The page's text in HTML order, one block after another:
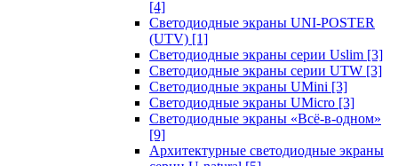
[4]
Светодиодные экраны UNI-POSTER
(UTV) [1]
Светодиодные экраны серии Uslim [3]
Светодиодные экраны серии UTW [3]
Светодиодные экраны UMini [3]
Светодиодные экраны UMicro [3]
Светодиодные экраны «Всё-в-одном»
[9]
Архитектурные светодиодные экраны